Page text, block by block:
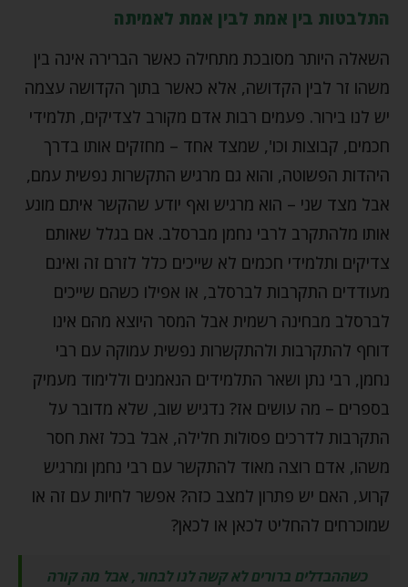
התלבטות בין אמת לבין אמת לאמיתה
השאלה היותר מסובכת מתחילה כאשר הברירה אינה בין
משהו זר לבין הקדושה, אלא כאשר בתוך הקדושה עצמה
יש לנו בירור. פעמים רבות אדם מקורב לצדיקים, תלמידי
חכמים, קבוצות וכו', שמצד אחד – מחזקים אותו בדרך
היהדות הפשוטה, והוא גם מרגיש התקשרות נפשית עמם,
אבל מצד שני – הוא מרגיש ואף יודע שהקשר איתם מונע
אותו מלהתקרב לרבי נחמן מברסלב. אם בגלל שאותם
צדיקים ותלמידי חכמים לא שייכים כלל לזרם זה ואינם
מעודדים התקרבות לברסלב, או אפילו כשהם שייכים
לברסלב מבחינה רשמית אבל המסר היוצא מהם אינו
דוחף להתקרבות ולהתקשרות נפשית עמוקה עם רבי
נחמן, רבי נתן ושאר התלמידים הנאמנים וללימוד מעמיק
בספרים – מה עושים אז? נדגיש שוב, שלא מדובר על
התקרבות לדרכים פסולות חלילה, אבל בכל זאת חסר
משהו, אדם רוצה מאוד להתקשר עם רבי נחמן ומרגיש
קרוע, האם יש פתרון למצב כזה? אפשר לחיות עם זה או
שמוכרחים להחליט לכאן או לכאן?
כשההבדלים ברורים לא קשה לנו לבחור, אבל מה קורה